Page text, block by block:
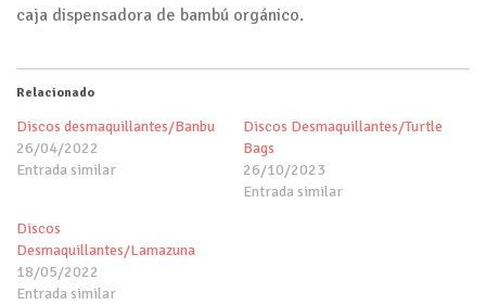
caja dispensadora de bambú orgánico.
Relacionado
Discos desmaquillantes/Banbu
26/04/2022
Entrada similar
Discos Desmaquillantes/Turtle
Bags
26/10/2023
Entrada similar
Discos
Desmaquillantes/Lamazuna
18/05/2022
Entrada similar